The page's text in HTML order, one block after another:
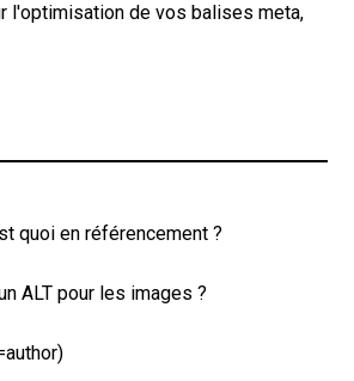
l'optimisation de vos balises meta,
quoi en référencement ?
ALT pour les images ?